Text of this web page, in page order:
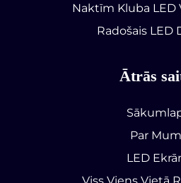
Naktīm Kluba LED
Radošais LED
Ātrās
Par
LED